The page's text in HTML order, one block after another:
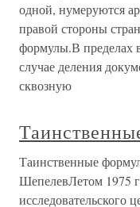
одной, нумеруются
правой стороны
формулы.В пределах
случае деления
сквозную
Таинственные
ШепелевЛетом 1975
исследовательского